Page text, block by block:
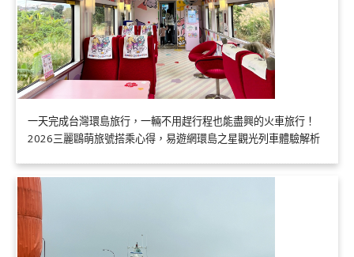
一天完成台灣環島旅行，一輛不用趕行程也能盡興的火車旅行！
2026三麗鷗萌旅號搭乘心得，易遊網環島之星觀光列車體驗解析